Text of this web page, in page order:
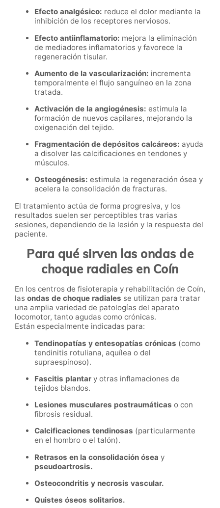
Efecto analgésico: reduce el dolor mediante la
inhibición de los receptores nerviosos.
Efecto antiinflamatorio: mejora la eliminación
de mediadores inflamatorios y favorece la
regeneración tisular.
Aumento de la vascularización: incrementa
temporalmente el flujo sanguíneo en la zona
tratada.
Activación de la angiogénesis: estimula la
formación de nuevos capilares, mejorando la
oxigenación del tejido.
Fragmentación de depósitos calcáreos: ayuda
a disolver las calcificaciones en tendones y
músculos.
Osteogénesis: estimula la regeneración ósea y
acelera la consolidación de fracturas.
El tratamiento actúa de forma progresiva, y los
resultados suelen ser perceptibles tras varias
sesiones, dependiendo de la lesión y la respuesta del
paciente.
Para qué sirven las ondas de
choque radiales en Coín
En los centros de fisioterapia y rehabilitación de Coín,
las ondas de choque radiales se utilizan para tratar
una amplia variedad de patologías del aparato
locomotor, tanto agudas como crónicas.
Están especialmente indicadas para:
Tendinopatías y entesopatías crónicas (como
tendinitis rotuliana, aquílea o del
supraespinoso).
Fascitis plantar y otras inflamaciones de
tejidos blandos.
Lesiones musculares postraumáticas o con
fibrosis residual.
Calcificaciones tendinosas (particularmente
en el hombro o el talón).
Retrasos en la consolidación ósea y
pseudoartrosis.
Osteocondritis y necrosis vascular.
Quistes óseos solitarios.